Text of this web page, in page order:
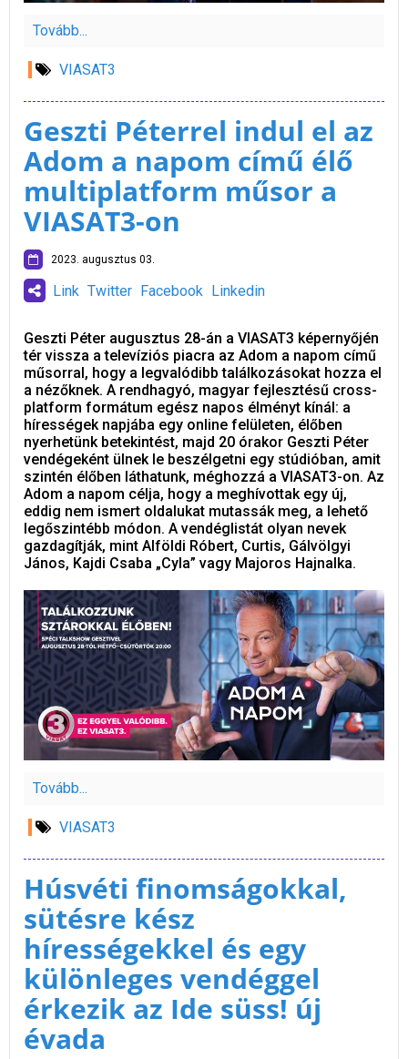
Tovább...
VIASAT3
Geszti Péterrel indul el az
Adom a napom című élő
multiplatform műsor a
VIASAT3-on
2023. augusztus 03.
Link Twitter Facebook Linkedin
Geszti Péter augusztus 28-án a VIASAT3 képernyőjén
tér vissza a televíziós piacra az Adom a napom című
műsorral, hogy a legvalódibb találkozásokat hozza el
a nézőknek. A rendhagyó, magyar fejlesztésű cross-
platform formátum egész napos élményt kínál: a
hírességek napjába egy online felületen, élőben
nyerhetünk betekintést, majd 20 órakor Geszti Péter
vendégeként ülnek le beszélgetni egy stúdióban, amit
szintén élőben láthatunk, méghozzá a VIASAT3-on. Az
Adom a napom célja, hogy a meghívottak egy új,
eddig nem ismert oldalukat mutassák meg, a lehető
legőszintébb módon. A vendéglistát olyan nevek
gazdagítják, mint Alföldi Róbert, Curtis, Gálvölgyi
János, Kajdi Csaba „Cyla” vagy Majoros Hajnalka.
Tovább...
VIASAT3
Húsvéti finomságokkal,
sütésre kész
hírességekkel és egy
különleges vendéggel
érkezik az Ide süss! új
évada